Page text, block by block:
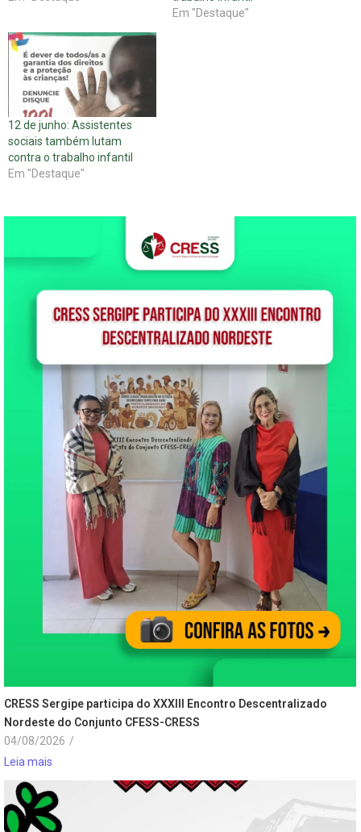
Em "Destaque"
12 de junho: Assistentes
sociais também lutam
contra o trabalho infantil
Em "Destaque"
CRESS Sergipe participa do XXXIII Encontro Descentralizado
Nordeste do Conjunto CFESS-CRESS
04/08/2026 /
Leia mais